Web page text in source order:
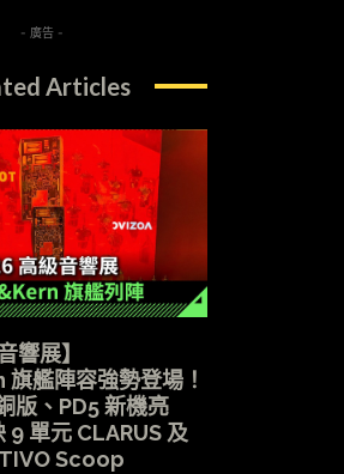
- 廣告 -
Articles
響展】
艦陣容強勢登場！
版、PD5 新機亮
9 單元 CLARUS 及
Scoop